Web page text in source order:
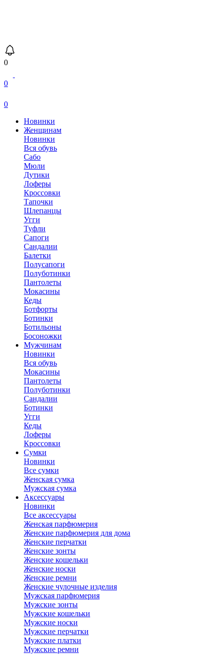
0
0
0
Новинки
Женщинам
Новинки
Вся обувь
Сабо
Мюли
Дутики
Лоферы
Кроссовки
Тапочки
Шлепанцы
Угги
Туфли
Сапоги
Сандалии
Балетки
Полусапоги
Полуботинки
Пантолеты
Мокасины
Кеды
Ботфорты
Ботинки
Ботильоны
Босоножки
Мужчинам
Новинки
Вся обувь
Мокасины
Пантолеты
Полуботинки
Сандалии
Ботинки
Угги
Кеды
Лоферы
Кроссовки
Сумки
Новинки
Все сумки
Женская сумка
Мужская сумка
Аксессуары
Новинки
Все аксессуары
Женская парфюмерия
Женские парфюмерия для дома
Женские перчатки
Женские зонты
Женские кошельки
Женские носки
Женские ремни
Женские чулочные изделия
Мужская парфюмерия
Мужские зонты
Мужские кошельки
Мужские носки
Мужские перчатки
Мужские платки
Мужские ремни